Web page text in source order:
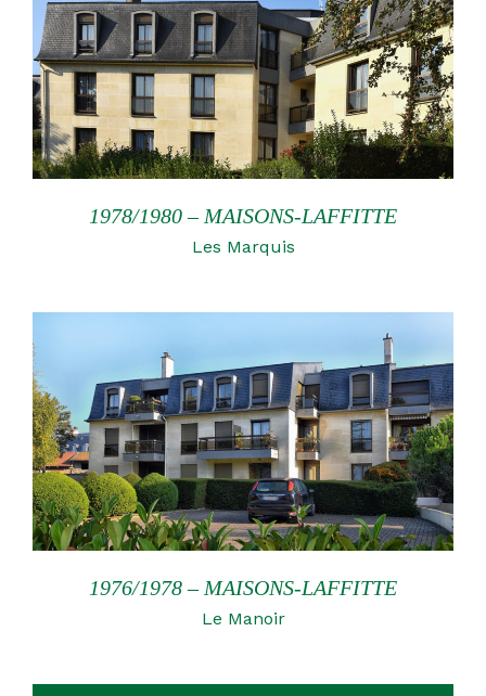
1978/1980 – MAISONS-LAFFITTE
Les Marquis
1976/1978 – MAISONS-LAFFITTE
Le Manoir